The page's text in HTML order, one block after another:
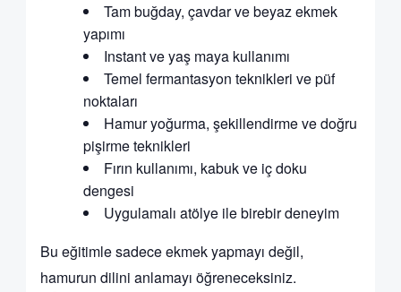
Tam buğday, çavdar ve beyaz ekmek
yapımı
Instant ve yaş maya kullanımı
Temel fermantasyon teknikleri ve püf
noktaları
Hamur yoğurma, şekillendirme ve doğru
pişirme teknikleri
Fırın kullanımı, kabuk ve iç doku
dengesi
Uygulamalı atölye ile birebir deneyim
Bu eğitimle sadece ekmek yapmayı değil,
hamurun dilini anlamayı öğreneceksiniz.